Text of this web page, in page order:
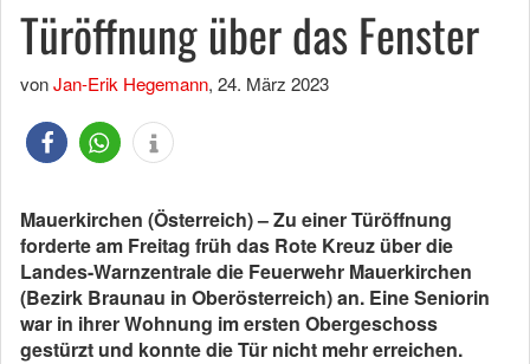
Türöffnung über das Fenster
vonJan-Erik Hegemann, 24. März 2023
Mauerkirchen (Österreich) – Zu einer Türöffnung
forderte am Freitag früh das Rote Kreuz über die
Landes-Warnzentrale die Feuerwehr Mauerkirchen
(Bezirk Braunau in Oberösterreich) an. Eine Seniorin
war in ihrer Wohnung im ersten Obergeschoss
gestürzt und konnte die Tür nicht mehr erreichen.